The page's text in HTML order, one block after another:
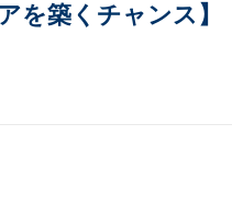
を築くチャンス】